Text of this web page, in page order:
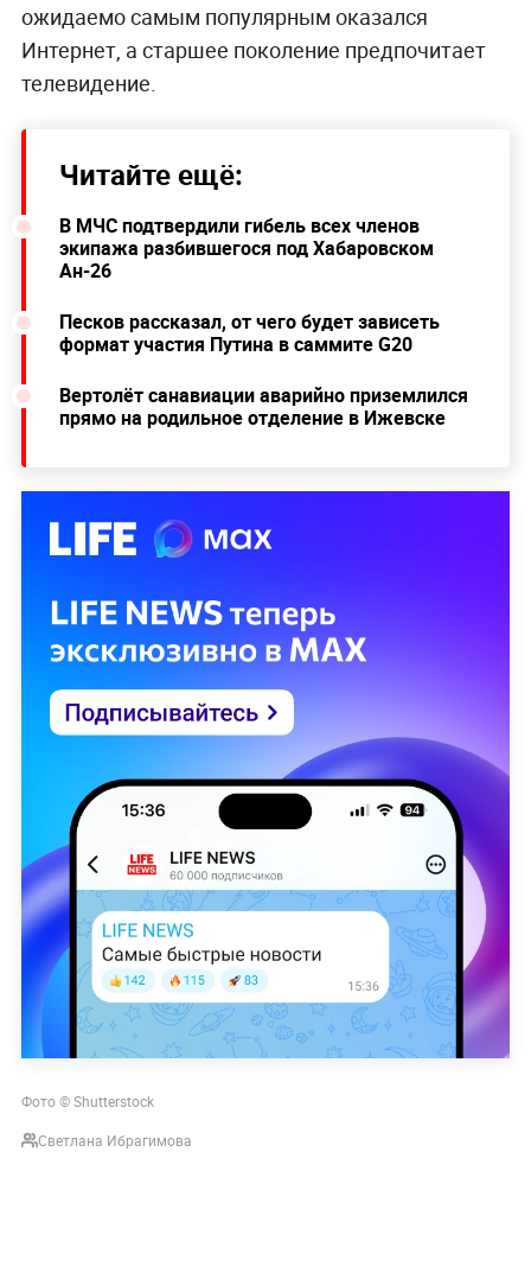
ожидаемо самым популярным оказался
Интернет, а старшее поколение предпочитает
телевидение.
Читайте ещё:
В МЧС подтвердили гибель всех членов
экипажа разбившегося под Хабаровском
Ан-26
Песков рассказал, от чего будет зависеть
формат участия Путина в саммите G20
Вертолёт санавиации аварийно приземлился
прямо на родильное отделение в Ижевске
Фото © Shutterstock
Светлана Ибрагимова